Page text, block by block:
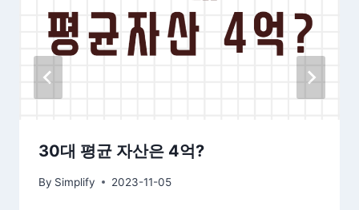
30대 평균 자산은 4억?
By Simplify 2023-11-05